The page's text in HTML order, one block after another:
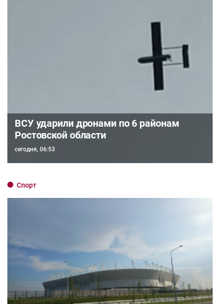
ВСУ ударили дронами по 6 районам
Ростовской области
сегодня, 06:53
Спорт